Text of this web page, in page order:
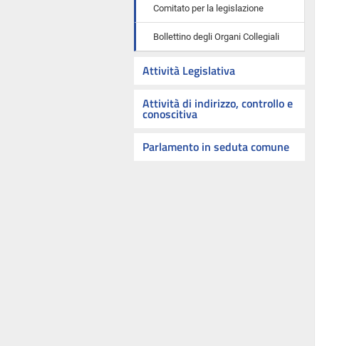
Comitato per la legislazione
Bollettino degli Organi Collegiali
Attività Legislativa
Attività di indirizzo, controllo e
conoscitiva
Parlamento in seduta comune